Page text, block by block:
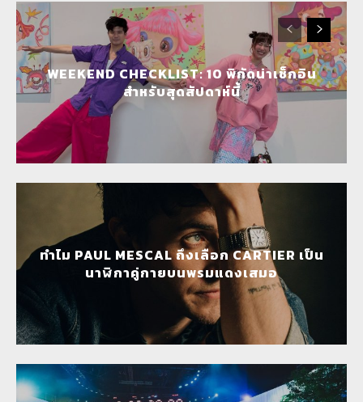
WEEKEND CHECKLIST: 10 พิกัดน่าเช็กอิน
สำหรับสุดสัปดาห์นี้
ทำไม PAUL MESCAL ถึงเลือก CARTIER เป็น
นาฬิกาคู่กายบนพรมแดงเสมอ